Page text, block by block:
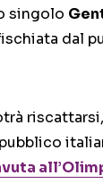
singolo
dal